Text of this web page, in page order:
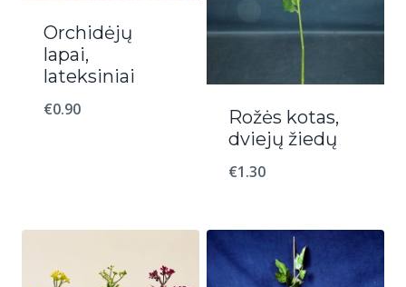
Orchidėjų
lapai,
lateksiniai
€0.90
Rožės kotas,
dviejų žiedų
€1.30